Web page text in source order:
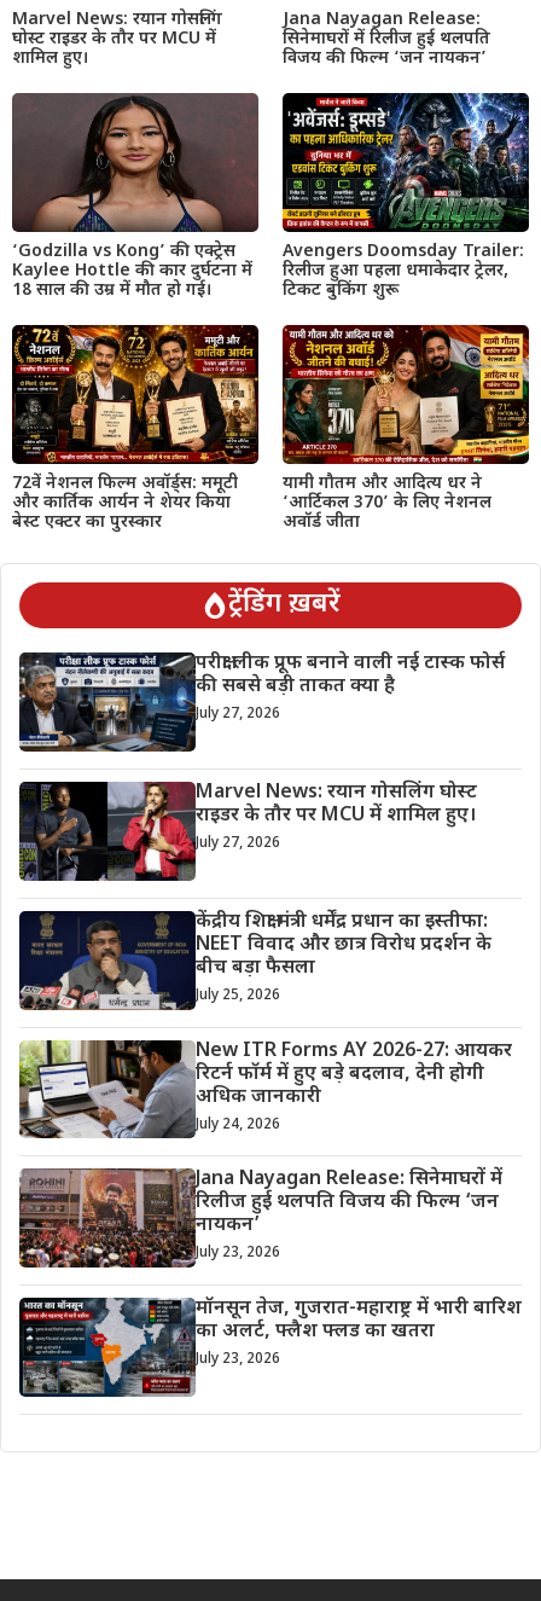
Marvel News: रयान गोसलिंग
घोस्ट राइडर के तौर पर MCU में
शामिल हुए।
Jana Nayagan Release:
सिनेमाघरों में रिलीज हुई थलपति
विजय की फिल्म ‘जन नायकन’
‘Godzilla vs Kong’ की एक्ट्रेस
Kaylee Hottle की कार दुर्घटना में
18 साल की उम्र में मौत हो गई।
Avengers Doomsday Trailer:
रिलीज हुआ पहला धमाकेदार ट्रेलर,
टिकट बुकिंग शुरू
72वें नेशनल फिल्म अवॉर्ड्स: ममूटी
और कार्तिक आर्यन ने शेयर किया
बेस्ट एक्टर का पुरस्कार
यामी गौतम और आदित्य धर ने
‘आर्टिकल 370’ के लिए नेशनल
अवॉर्ड जीता
ट्रेंडिंग ख़बरें
परीक्षा लीक प्रूफ बनाने वाली नई टास्क फोर्स
की सबसे बड़ी ताकत क्या है
July 27, 2026
Marvel News: रयान गोसलिंग घोस्ट
राइडर के तौर पर MCU में शामिल हुए।
July 27, 2026
केंद्रीय शिक्षा मंत्री धर्मेंद्र प्रधान का इस्तीफा:
NEET विवाद और छात्र विरोध प्रदर्शन के
बीच बड़ा फैसला
July 25, 2026
New ITR Forms AY 2026-27: आयकर
रिटर्न फॉर्म में हुए बड़े बदलाव, देनी होगी
अधिक जानकारी
July 24, 2026
Jana Nayagan Release: सिनेमाघरों में
रिलीज हुई थलपति विजय की फिल्म ‘जन
नायकन’
July 23, 2026
मॉनसून तेज, गुजरात-महाराष्ट्र में भारी बारिश
का अलर्ट, फ्लैश फ्लड का खतरा
July 23, 2026